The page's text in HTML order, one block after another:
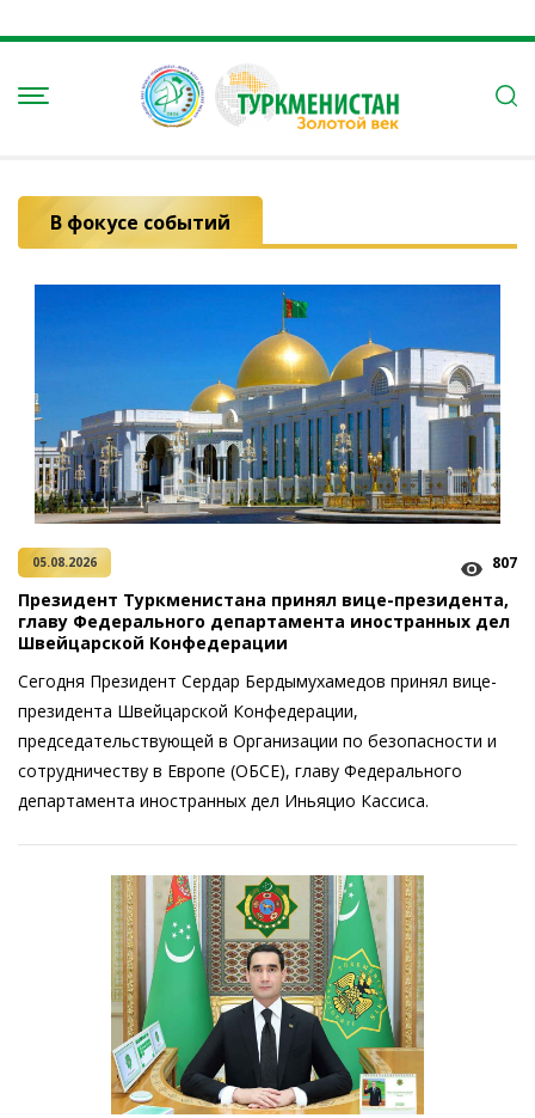
В фокусе событий
05.08.2026 807
Президент Туркменистана принял вице-президента,
главу Федерального департамента иностранных дел
Швейцарской Конфедерации
Сегодня Президент Сердар Бердымухамедов принял вице-
президента Швейцарской Конфедерации,
председательствующей в Организации по безопасности и
сотрудничеству в Европе (ОБСЕ), главу Федерального
департамента иностранных дел Иньяцио Кассиса.